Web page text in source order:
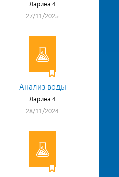
Ларина 4
27/11/2025
Анализ воды
Ларина 4
28/11/2024